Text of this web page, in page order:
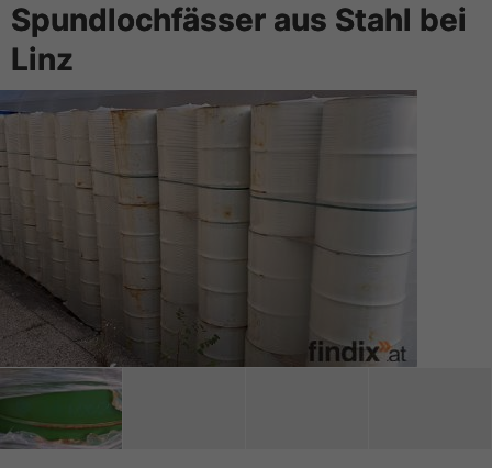
Spundlochfässer aus Stahl bei
Linz